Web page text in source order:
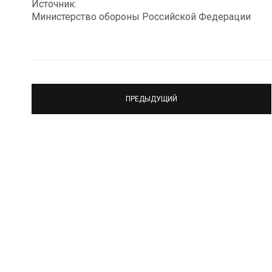
Источник:
Министерство обороны Российской Федерации
ПРЕДЫДУЩИЙ